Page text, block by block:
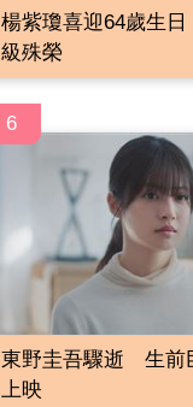
楊紫瓊喜迎64歲生
級殊榮
6
東野圭吾驟逝 生前
上映